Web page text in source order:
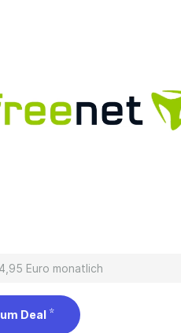
Euro monatlich
Deal